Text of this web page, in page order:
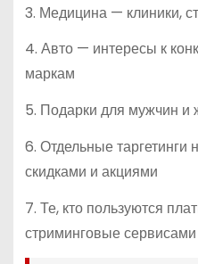
3. Медицина — клиники,
4. Авто — интересы к
маркам
5. Подарки для мужчин и
6. Отдельные таргетинги
скидками и акциями
7. Те, кто пользуются
стриминговые сервисами